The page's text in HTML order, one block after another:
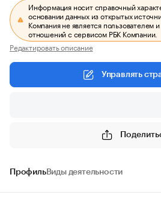
Информация носит справочный
основании данных из открытых
Компания не является пользователем
отношений с сервисом РБК Компании.
Редактировать описание
Управлять
ПрофильВиды деятельности